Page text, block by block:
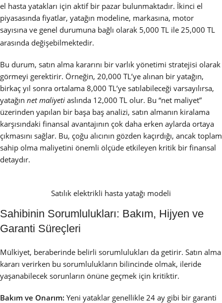
el hasta yatakları için aktif bir pazar bulunmaktadır. İkinci el
piyasasında fiyatlar, yatağın modeline, markasına, motor
sayısına ve genel durumuna bağlı olarak 5,000 TL ile 25,000 TL
arasında değişebilmektedir.
Bu durum, satın alma kararını bir varlık yönetimi stratejisi olarak
görmeyi gerektirir. Örneğin, 20,000 TL’ye alınan bir yatağın,
birkaç yıl sonra ortalama 8,000 TL’ye satılabileceği varsayılırsa,
yatağın net maliyeti aslında 12,000 TL olur. Bu “net maliyet”
üzerinden yapılan bir başa baş analizi, satın almanın kiralama
karşısındaki finansal avantajının çok daha erken aylarda ortaya
çıkmasını sağlar. Bu, çoğu alıcının gözden kaçırdığı, ancak toplam
sahip olma maliyetini önemli ölçüde etkileyen kritik bir finansal
detaydır.
Satılık elektrikli hasta yatağı modeli
Sahibinin Sorumlulukları: Bakım, Hijyen ve
Garanti Süreçleri
Mülkiyet, beraberinde belirli sorumlulukları da getirir. Satın alma
kararı verirken bu sorumlulukların bilincinde olmak, ileride
yaşanabilecek sorunların önüne geçmek için kritiktir.
Bakım ve Onarım: Yeni yataklar genellikle 24 ay gibi bir garanti